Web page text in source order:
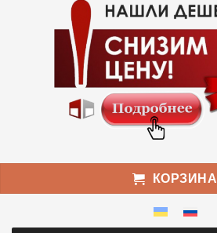
КОРЗИНА